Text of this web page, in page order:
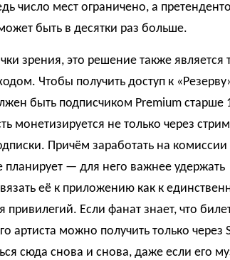
число мест ограничено, а
быть в десятки раз больше.
зрения, это решение также является
Чтобы получить доступ к
быть подписчиком Premium старше
монетизируется не только через
Причём заработать на комиссии
планирует — для него важнее удержать
её к приложению как к
привилегий. Если фанат знает, что
артиста можно получить только через
сюда снова и снова, даже если его